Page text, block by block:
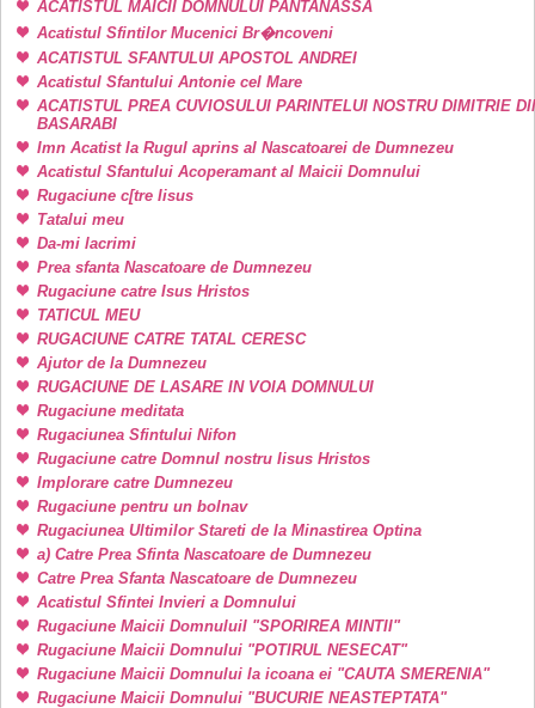
ACATISTUL MAICII DOMNULUI PANTANASSA
Acatistul Sfintilor Mucenici Br�ncoveni
ACATISTUL SFANTULUI APOSTOL ANDREI
Acatistul Sfantului Antonie cel Mare
ACATISTUL PREA CUVIOSULUI PARINTELUI NOSTRU DIMITRIE
BASARABI
Imn Acatist la Rugul aprins al Nascatoarei de Dumnezeu
Acatistul Sfantului Acoperamant al Maicii Domnului
Rugaciune c[tre Iisus
Tatalui meu
Da-mi lacrimi
Prea sfanta Nascatoare de Dumnezeu
Rugaciune catre Isus Hristos
TATICUL MEU
RUGACIUNE CATRE TATAL CERESC
Ajutor de la Dumnezeu
RUGACIUNE DE LASARE IN VOIA DOMNULUI
Rugaciune meditata
Rugaciunea Sfintului Nifon
Rugaciune catre Domnul nostru Iisus Hristos
Implorare catre Dumnezeu
Rugaciune pentru un bolnav
Rugaciunea Ultimilor Stareti de la Minastirea Optina
a) Catre Prea Sfinta Nascatoare de Dumnezeu
Catre Prea Sfanta Nascatoare de Dumnezeu
Acatistul Sfintei Invieri a Domnului
Rugaciune Maicii DomnuluiI "SPORIREA MINTII"
Rugaciune Maicii Domnului "POTIRUL NESECAT"
Rugaciune Maicii Domnului la icoana ei "CAUTA SMERENIA"
Rugaciune Maicii Domnului "BUCURIE NEASTEPTATA"